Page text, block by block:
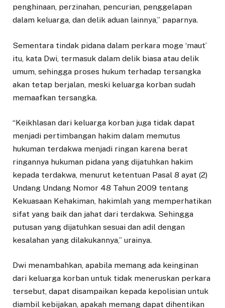
penghinaan, perzinahan, pencurian, penggelapan
dalam keluarga, dan delik aduan lainnya,” paparnya.
Sementara tindak pidana dalam perkara moge ‘maut’
itu, kata Dwi, termasuk dalam delik biasa atau delik
umum, sehingga proses hukum terhadap tersangka
akan tetap berjalan, meski keluarga korban sudah
memaafkan tersangka.
“Keikhlasan dari keluarga korban juga tidak dapat
menjadi pertimbangan hakim dalam memutus
hukuman terdakwa menjadi ringan karena berat
ringannya hukuman pidana yang dijatuhkan hakim
kepada terdakwa, menurut ketentuan Pasal 8 ayat (2)
Undang Undang Nomor 48 Tahun 2009 tentang
Kekuasaan Kehakiman, hakimlah yang memperhatikan
sifat yang baik dan jahat dari terdakwa. Sehingga
putusan yang dijatuhkan sesuai dan adil dengan
kesalahan yang dilakukannya,” urainya.
Dwi menambahkan, apabila memang ada keinginan
dari keluarga korban untuk tidak meneruskan perkara
tersebut, dapat disampaikan kepada kepolisian untuk
diambil kebijakan, apakah memang dapat dihentikan